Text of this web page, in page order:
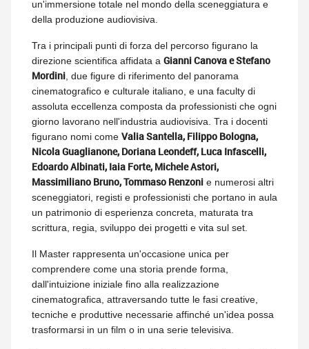
un'immersione totale nel mondo della sceneggiatura e
della produzione audiovisiva.
Tra i principali punti di forza del percorso figurano la
direzione scientifica affidata a Gianni Canova e Stefano
Mordini , due figure di riferimento del panorama
cinematografico e culturale italiano, e una faculty di
assoluta eccellenza composta da professionisti che ogni
giorno lavorano nell'industria audiovisiva. Tra i docenti
figurano nomi come Valia Santella, Filippo Bologna,
Nicola Guaglianone, Doriana Leondeff, Luca Infascelli,
Edoardo Albinati, Iaia Forte, Michele Astori,
Massimiliano Bruno, Tommaso Renzoni e numerosi altri
sceneggiatori, registi e professionisti che portano in aula
un patrimonio di esperienza concreta, maturata tra
scrittura, regia, sviluppo dei progetti e vita sul set.
Il Master rappresenta un'occasione unica per
comprendere come una storia prende forma,
dall'intuizione iniziale fino alla realizzazione
cinematografica, attraversando tutte le fasi creative,
tecniche e produttive necessarie affinché un'idea possa
trasformarsi in un film o in una serie televisiva.